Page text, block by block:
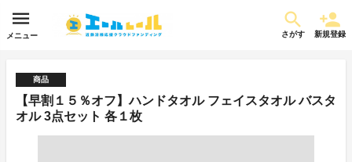
メニュー さがす 新規登録
商品
【早割１５％オフ】ハンドタオル フェイスタオル バスタ
オル 3点セット 各１枚